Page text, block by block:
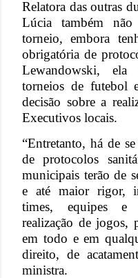
Relatora das outras
Lúcia também
torneio, embora
obrigatória de
Lewandowski,
torneios de futebol
decisão sobre a
Executivos locais.
“Entretanto, há de
de protocolos
municipais terão de
e até maior rigor,
times, equipes e
realização de jogos,
em todo e em
direito, de
ministra.